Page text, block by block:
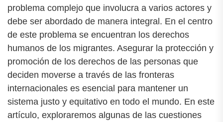
problema complejo que involucra a varios actores y
debe ser abordado de manera integral. En el centro
de este problema se encuentran los derechos
humanos de los migrantes. Asegurar la protección y
promoción de los derechos de las personas que
deciden moverse a través de las fronteras
internacionales es esencial para mantener un
sistema justo y equitativo en todo el mundo. En este
artículo, exploraremos algunas de las cuestiones